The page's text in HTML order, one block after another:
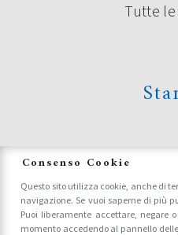
Tutte le
Accrediti
Consenso Cookie
Questo sito utilizza cookie, anche di
navigazione. Se vuoi saperne di più
Puoi liberamente accettare, negare
momento accedendo al pannello